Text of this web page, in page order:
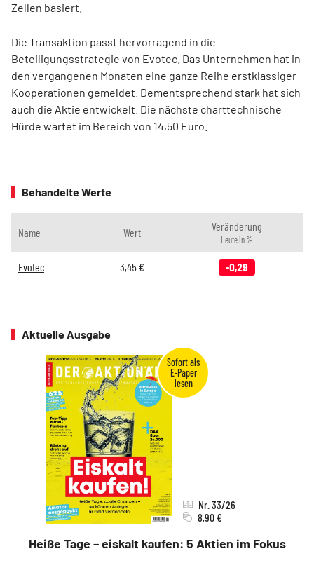
Zellen basiert.
Die Transaktion passt hervorragend in die
Beteiligungsstrategie von Evotec. Das Unternehmen hat in
den vergangenen Monaten eine ganze Reihe erstklassiger
Kooperationen gemeldet. Dementsprechend stark hat sich
auch die Aktie entwickelt. Die nächste charttechnische
Hürde wartet im Bereich von 14,50 Euro.
Behandelte Werte
Name Wert Veränderung
Heute in %
Evotec 3,45€ -0,29
Aktuelle Ausgabe
Heiße Tage – eiskalt kaufen: 5 Aktien im Fokus
Nr. 33/26
8,90 €